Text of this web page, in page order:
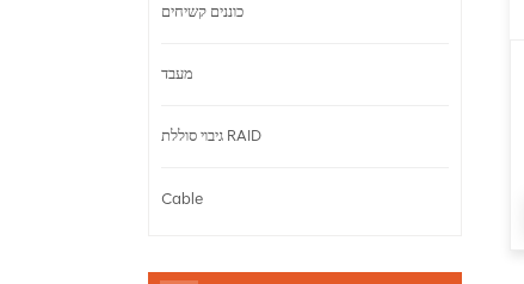
כוננים קשיחים
מעבד
גיבוי סוללת RAID
Cable